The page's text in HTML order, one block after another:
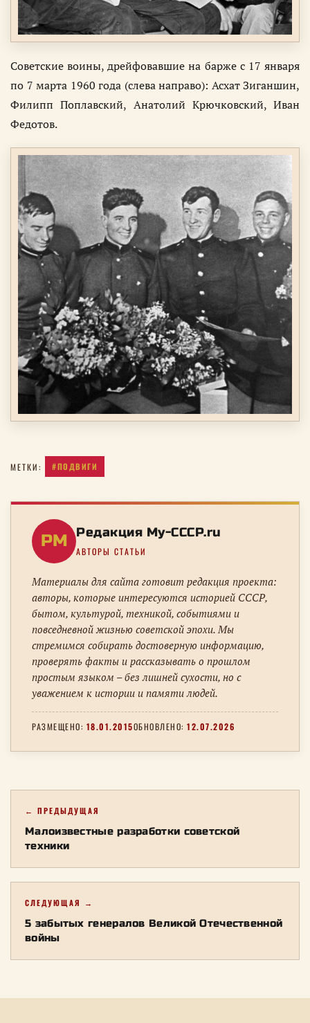
Советские воины, дрейфовавшие на барже с 17 января
по 7 марта 1960 года (слева направо): Асхат Зиганшин,
Филипп Поплавский, Анатолий Крючковский, Иван
Федотов.
МЕТКИ: #ПОДВИГИ
РM Редакция My-CCCP.ru
АВТОРЫ СТАТЬИ
Материалы для сайта готовит редакция проекта:
авторы, которые интересуются историей СССР,
бытом, культурой, техникой, событиями и
повседневной жизнью советской эпохи. Мы
стремимся собирать достоверную информацию,
проверять факты и рассказывать о прошлом
простым языком – без лишней сухости, но с
уважением к истории и памяти людей.
РАЗМЕЩЕНО: 18.01.2015ОБНОВЛЕНО: 12.07.2026
← ПРЕДЫДУЩАЯ
Малоизвестные разработки советской
техники
СЛЕДУЮЩАЯ →
5 забытых генералов Великой Отечественной
войны